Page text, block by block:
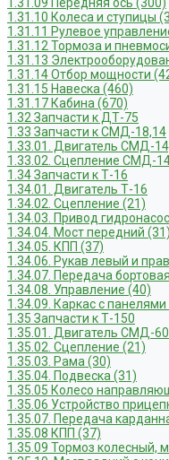
1.31.10 Колеса и ступицы
1.31.11 Рулевое
1.31.12 Тормоза и
1.31.13
1.31.14 Отбор мощности
1.31.15 Навеска (460)
1.31.17 Кабина (670)
1.32 Запчасти к ДТ-75
1.33 Запчасти к СМД-18,14
1.33.01. Двигатель СМД-
1.33.02. Сцепление СМД-
1.34 Запчасти к Т-16
1.34.01. Двигатель Т-16
1.34.02. Сцепление (21)
1.34.03. Привод
1.34.04. Мост передний (31)
1.34.05. КПП (37)
1.34.06. Рукав левый и
1.34.07. Передача
1.34.08. Управление (40)
1.34.09. Каркас с панелями
1.35 Запчасти к Т-150
1.35.01. Двигатель СМД-60
1.35.02. Сцепление (21)
1.35.03. Рама (30)
1.35.04. Подвеска (31)
1.35.05 Колесо
1.35.06 Устройство
1.35.07. Передача
1.35.08 КПП (37)
1.35.09 Тормоз колесный,